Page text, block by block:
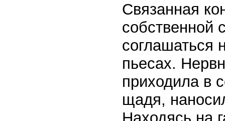
Связанная
собственной
соглашаться
пьесах.
приходила в
щадя,